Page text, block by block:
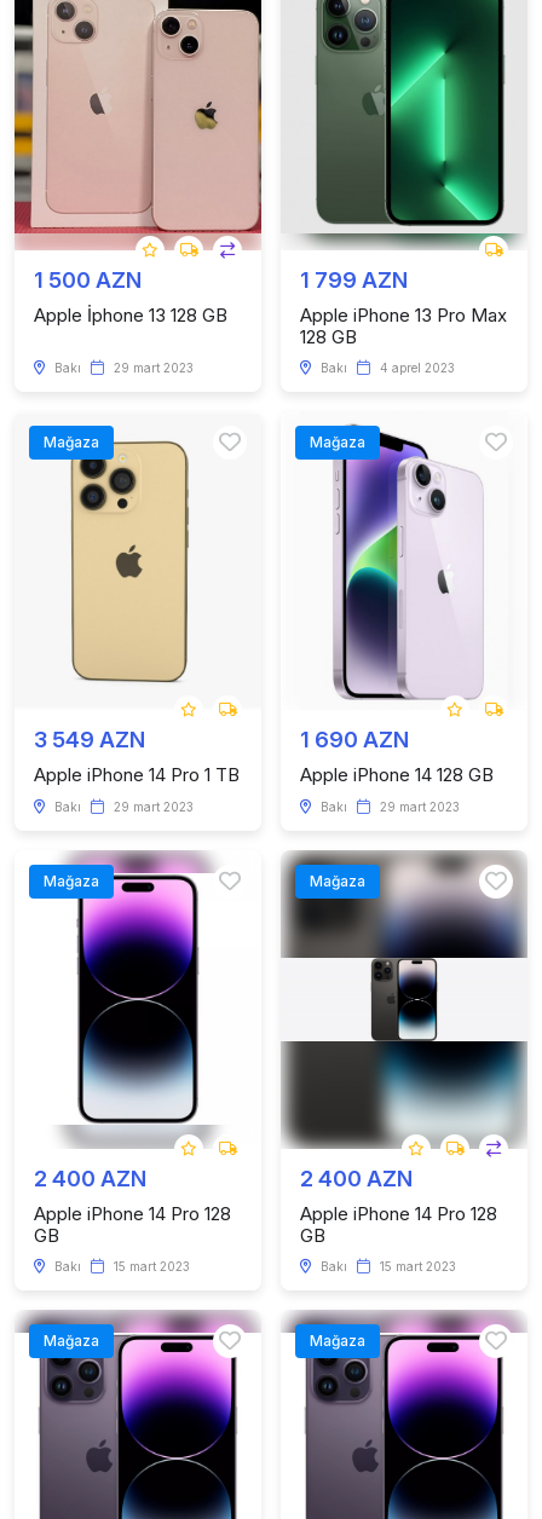
1 500 AZN
Apple İphone 13 128 GB
Bakı 29 mart 2023
1 799 AZN
Apple iPhone 13 Pro Max
128 GB
Bakı 4 aprel 2023
Mağaza
3 549 AZN
Apple iPhone 14 Pro 1 TB
Bakı 29 mart 2023
Mağaza
1 690 AZN
Apple iPhone 14 128 GB
Bakı 29 mart 2023
Mağaza
2 400 AZN
Apple iPhone 14 Pro 128
GB
Bakı 15 mart 2023
Mağaza
2 400 AZN
Apple iPhone 14 Pro 128
GB
Bakı 15 mart 2023
Mağaza Mağaza